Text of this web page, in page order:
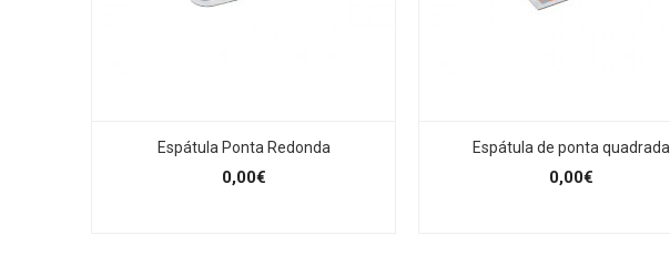
Espátula Ponta Redonda
0,00€
Espátula de ponta quadrada
0,00€